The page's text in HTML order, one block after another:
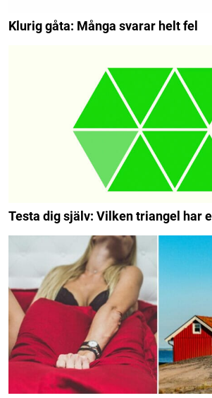
Klurig gåta: Många svarar helt fel
Testa dig själv: Vilken triangel har